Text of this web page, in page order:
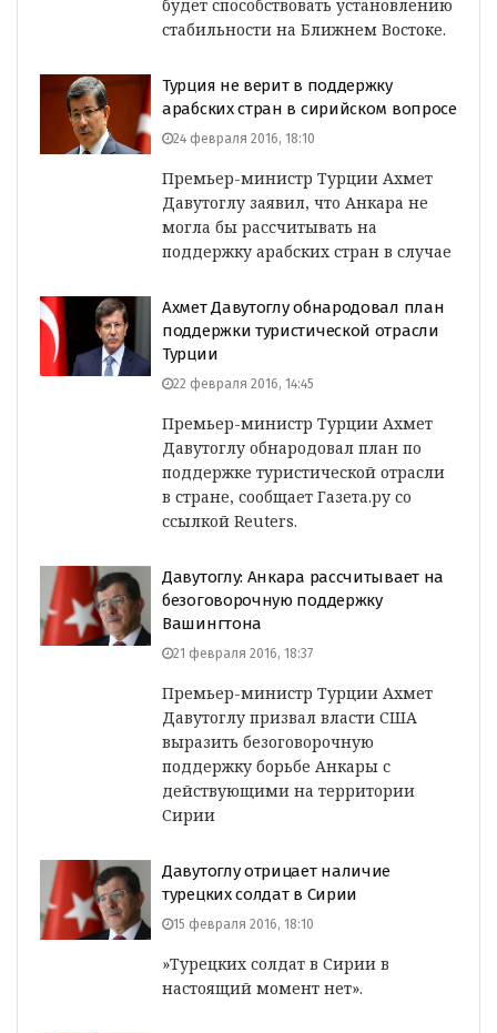
будет способствовать установлению
стабильности на Ближнем Востоке.
Турция не верит в поддержку
арабских стран в сирийском вопросе
24 февраля 2016, 18:10
Премьер-министр Турции Ахмет
Давутоглу заявил, что Анкара не
могла бы рассчитывать на
поддержку арабских стран в случае
Ахмет Давутоглу обнародовал план
поддержки туристической отрасли
Турции
22 февраля 2016, 14:45
Премьер-министр Турции Ахмет
Давутоглу обнародовал план по
поддержке туристической отрасли
в стране, сообщает Газета.ру со
ссылкой Reuters.
Давутоглу: Анкара рассчитывает на
безоговорочную поддержку
Вашингтона
21 февраля 2016, 18:37
Премьер-министр Турции Ахмет
Давутоглу призвал власти США
выразить безоговорочную
поддержку борьбе Анкары с
действующими на территории
Сирии
Давутоглу отрицает наличие
турецких солдат в Сирии
15 февраля 2016, 18:10
»Турецких солдат в Сирии в
настоящий момент нет».